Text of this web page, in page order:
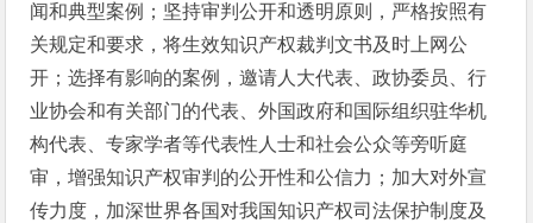
闻和典型案例；坚持审判公开和透明原则，严格按照有
关规定和要求，将生效知识产权裁判文书及时上网公
开；选择有影响的案例，邀请人大代表、政协委员、行
业协会和有关部门的代表、外国政府和国际组织驻华机
构代表、专家学者等代表性人士和社会公众等旁听庭
审，增强知识产权审判的公开性和公信力；加大对外宣
传力度，加深世界各国对我国知识产权司法保护制度及